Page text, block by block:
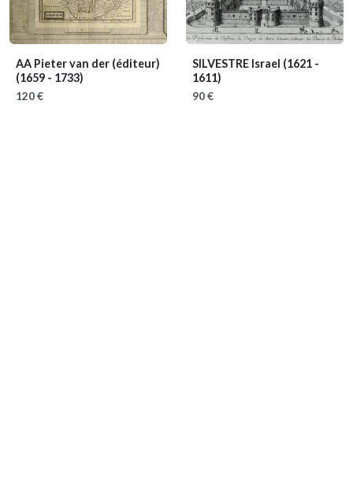
AA Pieter van der (éditeur)
(1659 - 1733)
120 €
SILVESTRE Israel (1621 -
1611)
90 €